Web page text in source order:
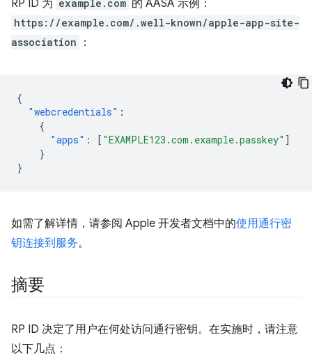
RP ID 为 example.com 的 AASA 示例：
https://example.com/.well-known/apple-app-site-
association
：
{
"webcredentials" :
{
"apps" : [ "EXAMPLE123.com.example.passkey" ]
}
}
如需了解详情，请参阅 Apple 开发者文档中的使用通行密
钥连接到服务。
摘要
RP ID 决定了用户在何处访问通行密钥。在实施时，请注意
以下几点：